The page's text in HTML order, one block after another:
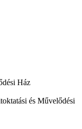
Ház
és Művelődési